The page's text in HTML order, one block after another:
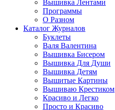
Вышивка Лентами
Программы
О Разном
Каталог Журналов
Буклеты
Валя Валентина
Вышивка Бисером
Вышивка Для Души
Вышивка Детям
Вышитые Картины
Вышиваю Крестиком
Красиво и Легко
Просто и Красиво